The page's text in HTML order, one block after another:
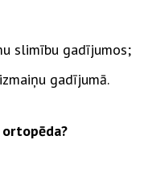
slimību gadījumos;
gadījumā.